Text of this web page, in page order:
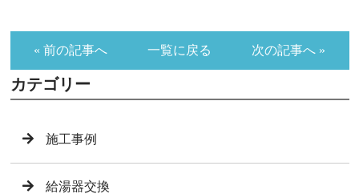
« 前の記事へ 一覧に戻る 次の記事へ »
カテゴリー
施工事例
給湯器交換